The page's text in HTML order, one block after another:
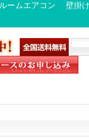
ームエアコン 壁掛